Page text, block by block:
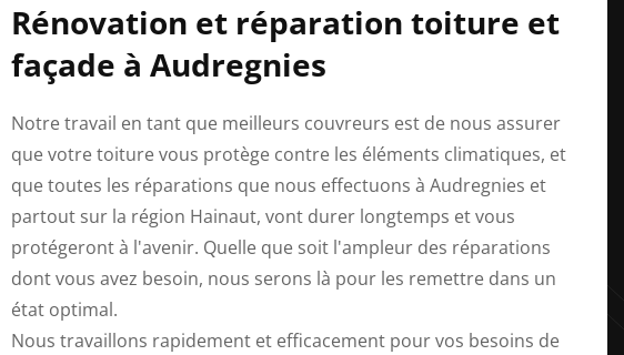
Rénovation et réparation toiture et
façade à Audregnies
Notre travail en tant que meilleurs couvreurs est de nous assurer
que votre toiture vous protège contre les éléments climatiques, et
que toutes les réparations que nous effectuons à Audregnies et
partout sur la région Hainaut, vont durer longtemps et vous
protégeront à l'avenir. Quelle que soit l'ampleur des réparations
dont vous avez besoin, nous serons là pour les remettre dans un
état optimal.
Nous travaillons rapidement et efficacement pour vos besoins de